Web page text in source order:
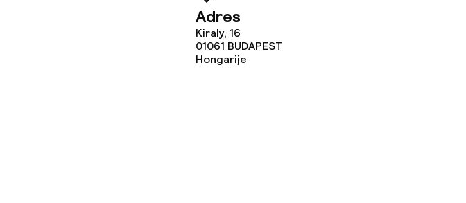
Borg bij aankomst
Overal rookvrij
Adres
Kiraly, 16
01061 BUDAPEST
Hongarije